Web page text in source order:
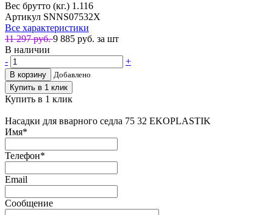
Вес брутто (кг.) 1.116
Артикул SNNS07532X
Все характеристики
11 297 руб.9 885 руб. за шт
В наличии
-
+
В корзину
Добавлено
Купить в 1 клик
Купить в 1 клик
Насадки для вварного седла 75 32 EKOPLASTIK
Имя*
Телефон*
Email
Сообщение